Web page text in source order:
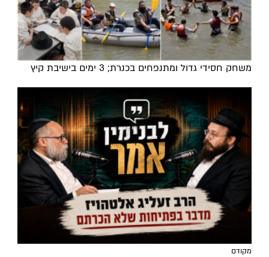
משחק חסידי גדול ומתנפחים בכנרת; 3 ימים בישיבת קיץ
מקודם